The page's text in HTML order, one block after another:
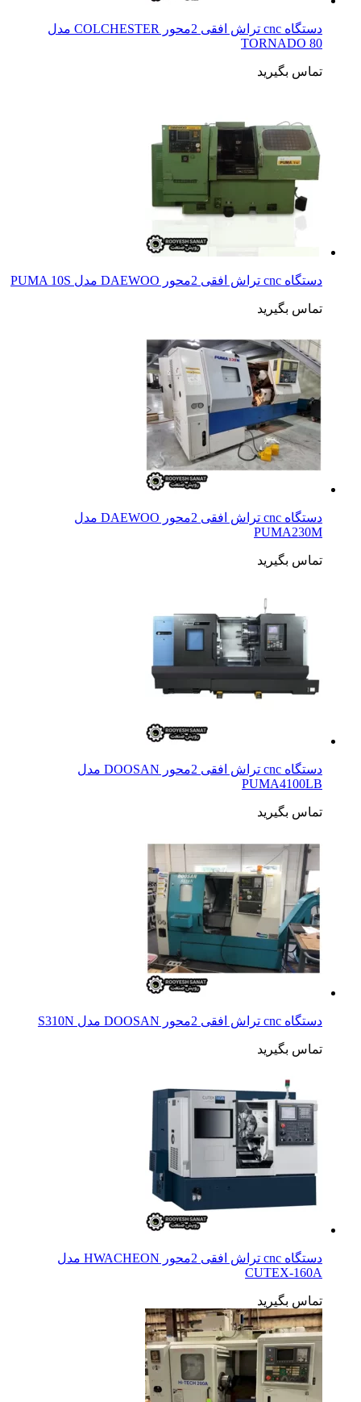
دستگاه cnc تراش افقی 2محور COLCHESTER مدل
TORNADO 80
تماس بگیرید
دستگاه cnc تراش افقی 2محور DAEWOO مدل PUMA 10S
تماس بگیرید
دستگاه cnc تراش افقی 2محور DAEWOO مدل
PUMA230M
تماس بگیرید
دستگاه cnc تراش افقی 2محور DOOSAN مدل
PUMA4100LB
تماس بگیرید
دستگاه cnc تراش افقی 2محور DOOSAN مدل S310N
تماس بگیرید
دستگاه cnc تراش افقی 2محور HWACHEON مدل
CUTEX-160A
تماس بگیرید